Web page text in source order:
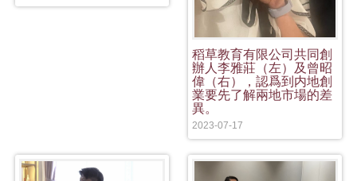
稻草教育有限公司共同創
辦人李雅莊（左）及曾昭
偉（右），認爲到内地創
業要先了解兩地市場的差
異。
2023-07-17